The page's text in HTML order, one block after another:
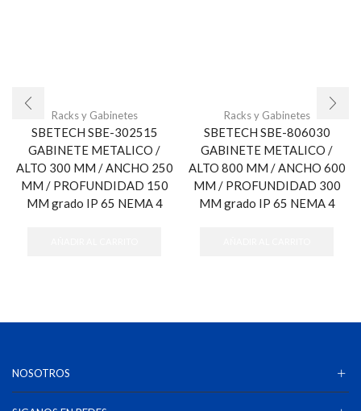
Racks y Gabinetes
SBETECH SBE-302515
GABINETE METALICO /
ALTO 300 MM / ANCHO 250
MM / PROFUNDIDAD 150
MM grado IP 65 NEMA 4
Racks y Gabinetes
SBETECH SBE-806030
GABINETE METALICO /
ALTO 800 MM / ANCHO 600
MM / PROFUNDIDAD 300
MM grado IP 65 NEMA 4
NOSOTROS